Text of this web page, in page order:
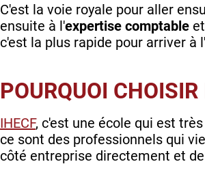
C'est la voie royale pour aller
ensuite à l'expertise comptable
c'est la plus rapide pour arriver à l'
POURQUOI CHOISIR
IHECF, c'est une école qui est
ce sont des professionnels qui
côté entreprise directement et